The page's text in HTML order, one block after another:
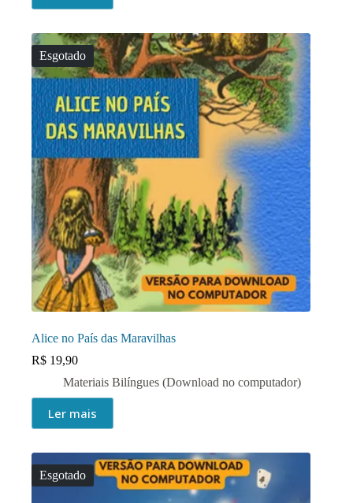
Esgotado
Alice no País das Maravilhas
R$ 19,90
Materiais Bilíngues (Download no computador)
Ler mais
Esgotado